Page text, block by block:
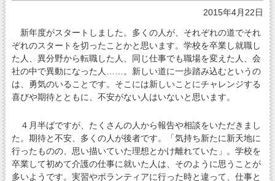
2015年4月22日
新年度がスタートしました。多くの人が、それぞれの道でそれ
ぞれのスタートを切ったことかと思います。学校を卒業し就職し
た人、異分野から転職した人、同じ仕事でも職場を変えた人、会
社の中で異動になった人……。新しい道に一歩踏み込むというの
は、勇気のいることです。そこには新しいことにチャレンジする
喜びや期待とともに、不安がない人はいないと思います。
４月半ばですが、たくさんの人から報告や相談をいただきまし
た。期待と不安、多くの人が後者です。「気持ち新たに新天地に
行ったものの、思い描いていた理想とかけ離れていた」。学校を
卒業して初めて介護の仕事に就いた人は、そのように思うことが
多いようです。実習やボランティアに行った時と違って、仕事と